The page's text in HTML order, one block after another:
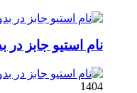
نام استیو جابز در
1404